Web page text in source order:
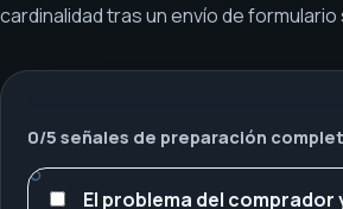
cardinalidad tras un envío de
0/5 señales de preparación
El problema del comprador